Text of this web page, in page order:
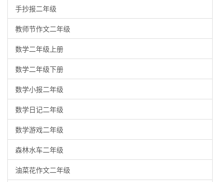
手抄报二年级
教师节作文二年级
数学二年级上册
数学二年级下册
数学小报二年级
数学日记二年级
数学游戏二年级
森林水车二年级
油菜花作文二年级